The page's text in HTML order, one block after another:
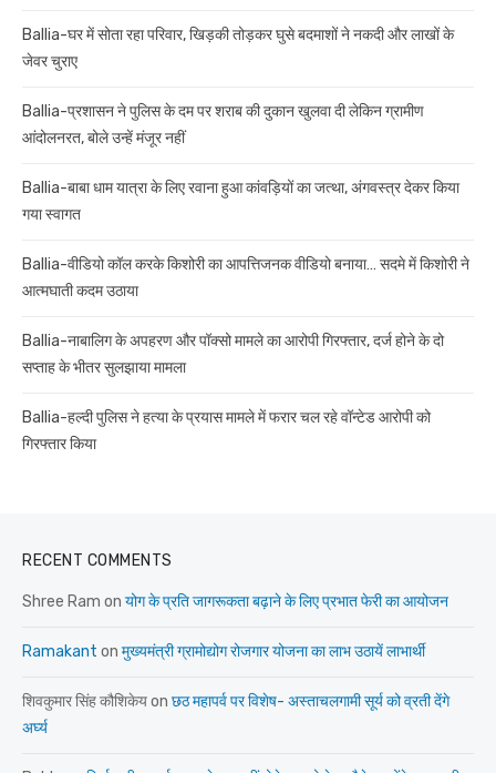
Ballia-घर में सोता रहा परिवार, खिड़की तोड़कर घुसे बदमाशों ने नकदी और लाखों के
जेवर चुराए
Ballia-प्रशासन ने पुलिस के दम पर शराब की दुकान खुलवा दी लेकिन ग्रामीण
आंदोलनरत, बोले उन्हें मंजूर नहीं
Ballia-बाबा धाम यात्रा के लिए रवाना हुआ कांवड़ियों का जत्था, अंगवस्त्र देकर किया
गया स्वागत
Ballia-वीडियो कॉल करके किशोरी का आपत्तिजनक वीडियो बनाया… सदमे में किशोरी ने
आत्मघाती कदम उठाया
Ballia-नाबालिग के अपहरण और पॉक्सो मामले का आरोपी गिरफ्तार, दर्ज होने के दो
सप्ताह के भीतर सुलझाया मामला
Ballia-हल्दी पुलिस ने हत्या के प्रयास मामले में फरार चल रहे वॉन्टेड आरोपी को
गिरफ्तार किया
RECENT COMMENTS
Shree Ram on योग के प्रति जागरूकता बढ़ाने के लिए प्रभात फेरी का आयोजन
Ramakant on मुख्यमंत्री ग्रामोद्योग रोजगार योजना का लाभ उठायें लाभार्थी
शिवकुमार सिंह कौशिकेयon छठ महापर्व पर विशेष- अस्ताचलगामी सूर्य को व्रती देंगे
अर्घ्य